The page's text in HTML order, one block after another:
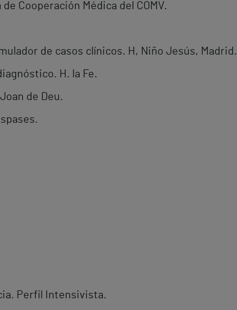
Cooperación Médica del COMV.
de casos clínicos. H, Niño Jesús, Madrid.
H. la Fe.
de Deu.
Perfil Intensivista.